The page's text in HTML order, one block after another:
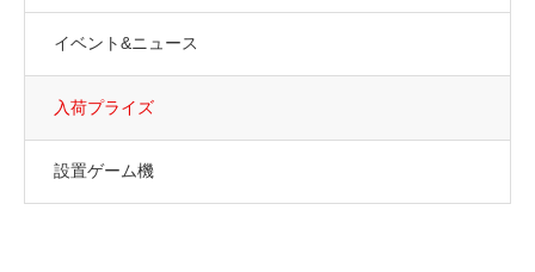
イベント&ニュース
入荷プライズ
設置ゲーム機